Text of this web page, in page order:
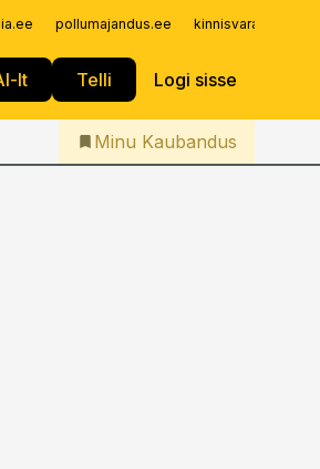
pollumajandus.ee
lt Telli Logi sisse
Iseteenindus
Telli Kaubandus
Minu Kaubandus